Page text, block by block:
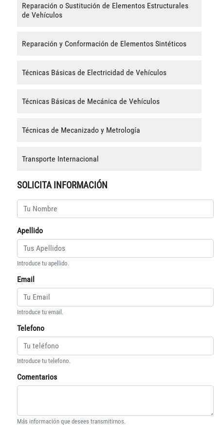
Reparación o Sustitución de Elementos Estructurales
de Vehículos
Reparación y Conformación de Elementos Sintéticos
Técnicas Básicas de Electricidad de Vehículos
Técnicas Básicas de Mecánica de Vehículos
Técnicas de Mecanizado y Metrología
Transporte Internacional
SOLICITA INFORMACIÓN
Apellido
Introduce tu apellido.
Email
Introduce tu email.
Telefono
Introduce tu telefono.
Comentarios
Más información que desees transmitirnos.